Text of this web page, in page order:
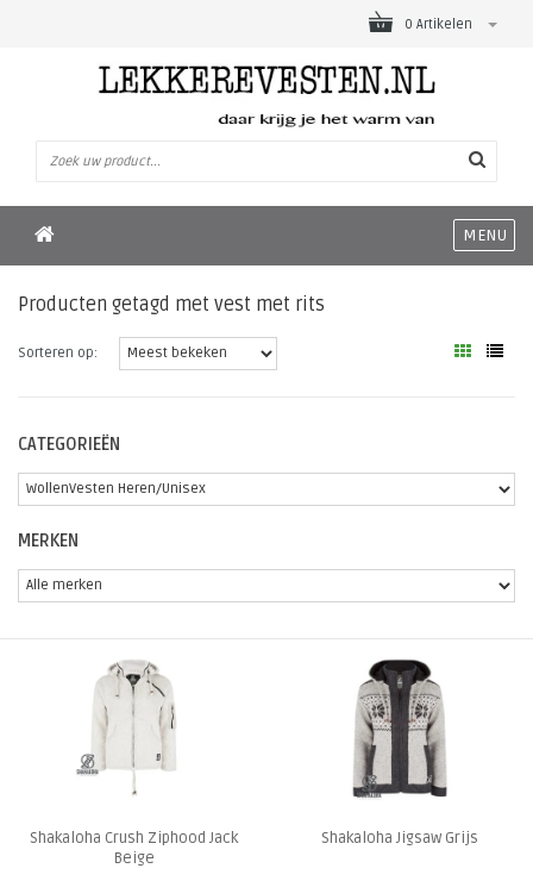
0 Artikelen
MENU
Producten getagd met vest met rits
Sorteren op:
CATEGORIEËN
MERKEN
Shakaloha Crush Ziphood Jack
Beige
Shakaloha Jigsaw Grijs